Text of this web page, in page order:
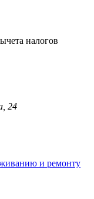
налогов
24
и ремонту